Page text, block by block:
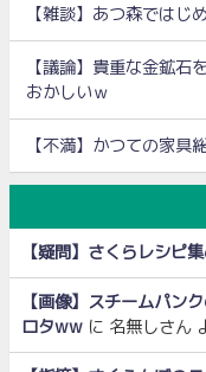
【雑談】あつ森ではじ
【議論】貴重な金鉱石
おかしいｗ
【不満】かつての家具
【疑問】さくらレシピ
【画像】スチームパ
ロタww に 名無しさん